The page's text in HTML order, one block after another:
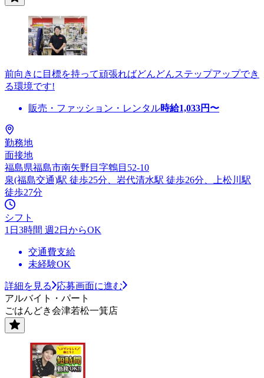
前向きに目標を持って頑張ればどんどんステップアップでき
る環境です!
販売・ファッション・レンタル時給1,033円〜
勤務地
面接地
福島県福島市南矢野目字鵯目52-10
泉(福島交通)駅 徒歩25分、岩代清水駅 徒歩26分、上松川駅
徒歩27分
シフト
1日3時間 週2日からOK
交通費支給
未経験OK
詳細を見る
応募画面に進む
アルバイト・パート
ごはんどき会津若松一箕店